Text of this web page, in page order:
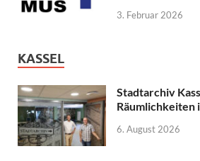
3. Februar 2026
KASSEL
Stadtarchiv
Räumlichkeiten
6. August 2026